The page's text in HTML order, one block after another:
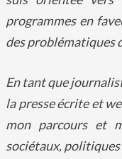
programmes en
des problématiques
En tant que
la presse écrite et
mon parcours et
sociétaux,